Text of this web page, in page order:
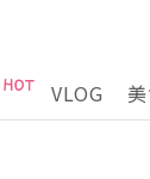
VLOG